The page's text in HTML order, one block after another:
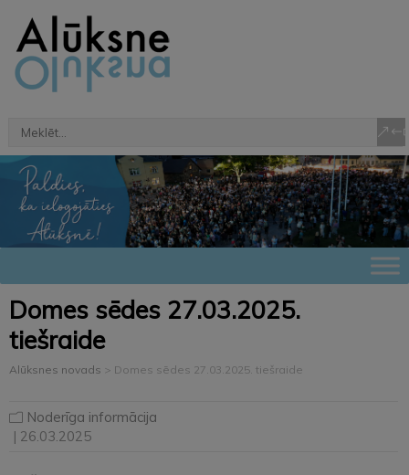
Domes sēdes 27.03.2025.
tiešraide
Alūksnes novads > Domes sēdes 27.03.2025. tiešraide
Noderīga informācija
| 26.03.2025